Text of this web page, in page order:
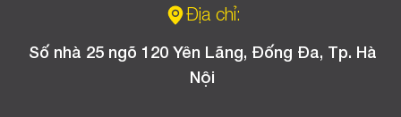
Địa chỉ:
Số nhà 25 ngõ 120 Yên Lãng, Đống Đa, Tp. Hà
Nội